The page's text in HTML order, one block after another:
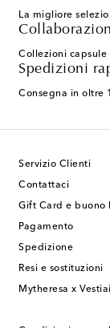
La migliore
Collezioni capsule
Spedizioni
Consegna in oltre
Servizio Clienti
Contattaci
Gift Card e buono
Pagamento
Spedizione
Resi e sostituzioni
Mytheresa x